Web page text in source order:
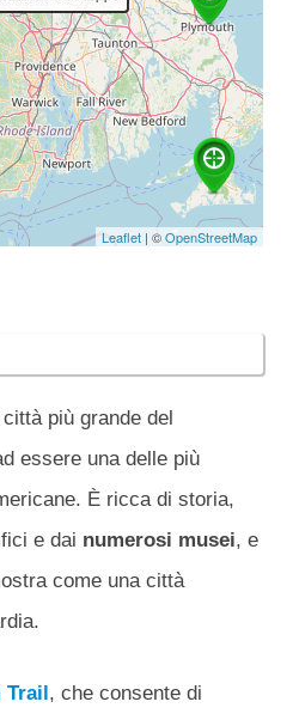
più grande del
essere una delle più
È ricca di storia,
e dai numerosi musei, e
come una città
Trail, che consente di